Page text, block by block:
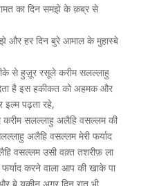
का दिन समझे के क़ब्र से
और हर दिन बुरे आमाल के मुहास्बे
से हुज़ूर रसूले करीम सलल्लाहु
है इस हकीकत को अहमक और
इल्म पढ़ता रहे,
सलल्लाहु अलैहि वसल्लम की
अलैहि वसल्लम मेरी फर्याद
वसल्लम उसी वक़्त तशरीफ़ ला
करने वाला आप की खाके पा